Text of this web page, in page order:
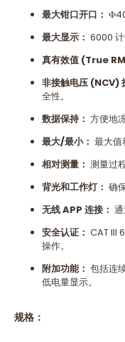
最大钳口开口：
最大显示： 6000 计
真有效值(True
非接触电压(NCV)
全性。
数据保持： 方便地
最大/最小： 最大值
相对测量： 测量过
背光和工作灯： 确
无线APP 连接：
安全认证： CAT III
操作。
附加功能： 包括连
低电量显示。
规格：